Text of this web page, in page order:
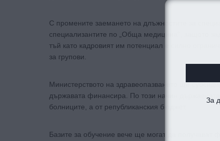
С промените заемането на длъжностите за
специализантите по „Обща медицина“, защото
тъй като кадровият им потенциал е силно
за групови.
Министерството на здравеопазването ще
държавата финансира. По този начин
болниците, а от републиканския бюджет.
Базите за обучение вече ще могат да получават
За